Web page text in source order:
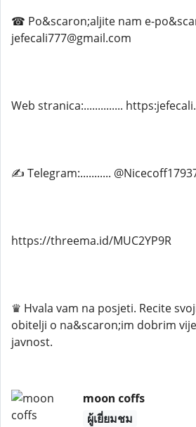
☎ Po&scaron;aljite nam e-
jefecali777@gmail.com
Web stranica:..............
✍ Telegram:...........
https://threema.id/MUC2YP9R
♛ Hvala vam na posjeti. Recite
obitelji o na&scaron;im dobrim
javnost.
moon coffs
ผู้เยี่ยมชม